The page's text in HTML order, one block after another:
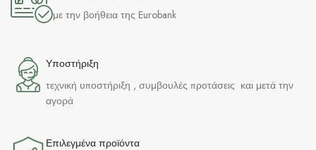
με την βοήθεια της Eurobank
Υποστήριξη
τεχνική υποστήριξη , συμβουλές προτάσεις και μετά την
αγορά
Επιλεγμένα προϊόντα​